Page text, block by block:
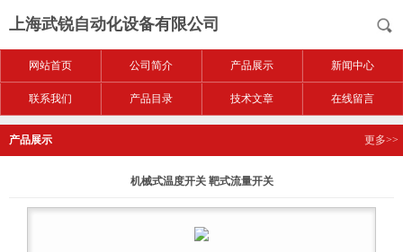
上海武锐自动化设备有限公司
网站首页 公司简介 产品展示 新闻中心
联系我们 产品目录 技术文章 在线留言
产品展示 更多>>
机械式温度开关 靶式流量开关